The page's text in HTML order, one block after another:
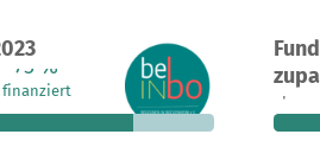
Deutschland
75 %
finanziert
613 €
fehlen noch
2